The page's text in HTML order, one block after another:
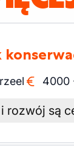
4000
rozwój są